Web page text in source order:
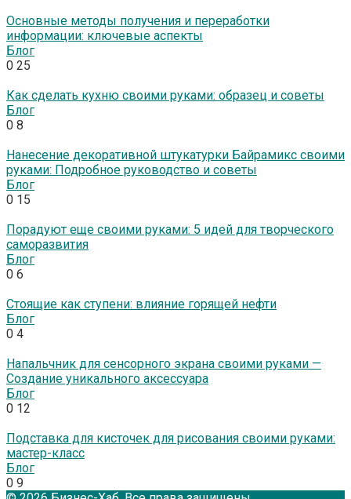
Основные методы получения и переработки
информации: ключевые аспекты
Блог
0 25
Как сделать кухню своими руками: образец и советы
Блог
0 8
Нанесение декоративной штукатурки Байрамикс своими
руками: Подробное руководство и советы
Блог
0 15
Порадуют еще своими руками: 5 идей для творческого
саморазвития
Блог
0 6
Стоящие как ступени: влияние горящей нефти
Блог
0 4
Напальчник для сенсорного экрана своими руками —
Создание уникального аксессуара
Блог
0 12
Подставка для кисточек для рисования своими руками:
мастер-класс
Блог
0 9